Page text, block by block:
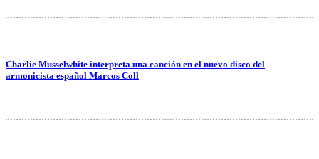
Charlie Musselwhite interpreta una canción en el nuevo disco del
armonicista español Marcos Coll